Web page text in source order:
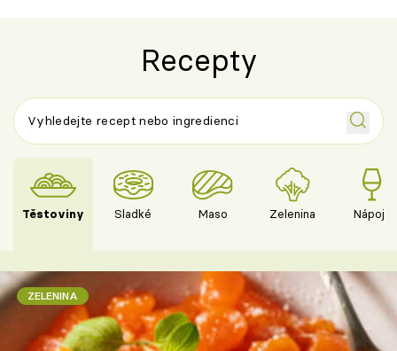
Recepty
Těstoviny Sladké Maso Zelenina Nápoje
ZELENINA